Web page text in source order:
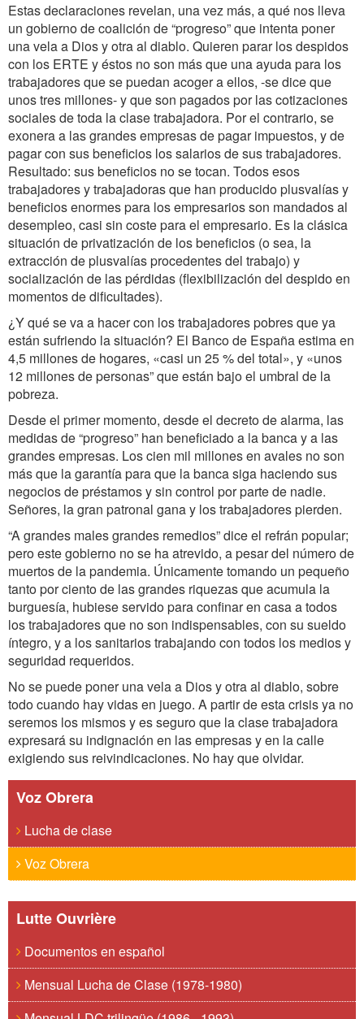
Estas declaraciones revelan, una vez más, a qué nos lleva
un gobierno de coalición de “progreso” que intenta poner
una vela a Dios y otra al diablo. Quieren parar los despidos
con los ERTE y éstos no son más que una ayuda para los
trabajadores que se puedan acoger a ellos, -se dice que
unos tres millones- y que son pagados por las cotizaciones
sociales de toda la clase trabajadora. Por el contrario, se
exonera a las grandes empresas de pagar impuestos, y de
pagar con sus beneficios los salarios de sus trabajadores.
Resultado: sus beneficios no se tocan. Todos esos
trabajadores y trabajadoras que han producido plusvalías y
beneficios enormes para los empresarios son mandados al
desempleo, casi sin coste para el empresario. Es la clásica
situación de privatización de los beneficios (o sea, la
extracción de plusvalías procedentes del trabajo) y
socialización de las pérdidas (flexibilización del despido en
momentos de dificultades).
¿Y qué se va a hacer con los trabajadores pobres que ya
están sufriendo la situación? El Banco de España estima en
4,5 millones de hogares, «casi un 25 % del total», y «unos
12 millones de personas” que están bajo el umbral de la
pobreza.
Desde el primer momento, desde el decreto de alarma, las
medidas de “progreso” han beneficiado a la banca y a las
grandes empresas. Los cien mil millones en avales no son
más que la garantía para que la banca siga haciendo sus
negocios de préstamos y sin control por parte de nadie.
Señores, la gran patronal gana y los trabajadores pierden.
“A grandes males grandes remedios” dice el refrán popular;
pero este gobierno no se ha atrevido, a pesar del número de
muertos de la pandemia. Únicamente tomando un pequeño
tanto por ciento de las grandes riquezas que acumula la
burguesía, hubiese servido para confinar en casa a todos
los trabajadores que no son indispensables, con su sueldo
íntegro, y a los sanitarios trabajando con todos los medios y
seguridad requeridos.
No se puede poner una vela a Dios y otra al diablo, sobre
todo cuando hay vidas en juego. A partir de esta crisis ya no
seremos los mismos y es seguro que la clase trabajadora
expresará su indignación en las empresas y en la calle
exigiendo sus reivindicaciones. No hay que olvidar.
Voz Obrera
Lucha de clase
Voz Obrera
Lutte Ouvrière
Documentos en español
Mensual Lucha de Clase (1978-1980)